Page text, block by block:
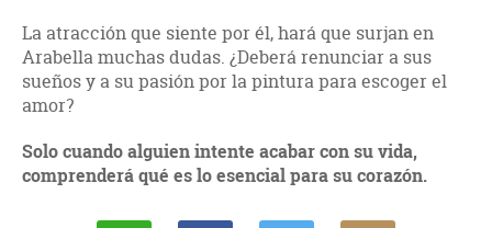
La atracción que siente por él, hará que surjan en
Arabella muchas dudas. ¿Deberá renunciar a sus
sueños y a su pasión por la pintura para escoger el
amor?
Solo cuando alguien intente acabar con su vida,
comprenderá qué es lo esencial para su corazón.